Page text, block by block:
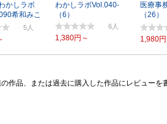
かしラボ
希和みこ
5
わかしラボVol.040-
（6）
6
1,380円～
医療事
（26
感責め
1,980円
品、または過去に購入した作品にレビューを